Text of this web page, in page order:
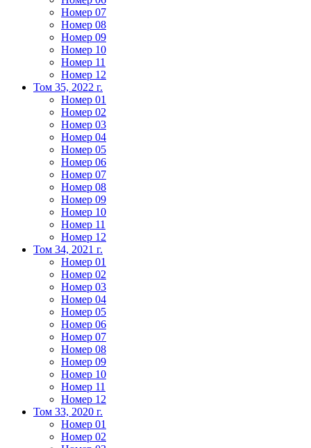
Номер 07
Номер 08
Номер 09
Номер 10
Номер 11
Номер 12
Том 35, 2022 г.
Номер 01
Номер 02
Номер 03
Номер 04
Номер 05
Номер 06
Номер 07
Номер 08
Номер 09
Номер 10
Номер 11
Номер 12
Том 34, 2021 г.
Номер 01
Номер 02
Номер 03
Номер 04
Номер 05
Номер 06
Номер 07
Номер 08
Номер 09
Номер 10
Номер 11
Номер 12
Том 33, 2020 г.
Номер 01
Номер 02